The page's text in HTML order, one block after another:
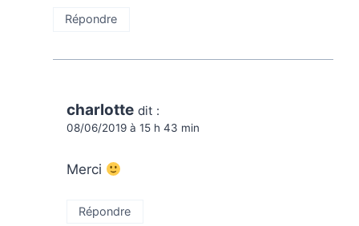
Répondre
charlotte dit :
08/06/2019 à 15 h 43 min
Merci
Répondre